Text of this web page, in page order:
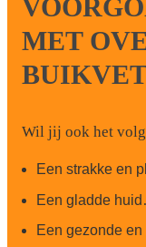
MET
Wil jij ook het
Een strakke en
Een gladde
Een gezonde